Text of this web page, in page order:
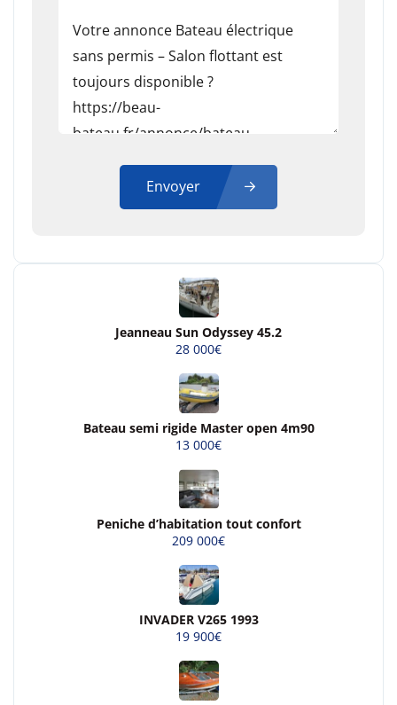
Envoyer
Jeanneau Sun Odyssey 45.2
28 000€
Bateau semi rigide Master open 4m90
13 000€
Peniche d’habitation tout confort
209 000€
INVADER V265 1993
19 900€